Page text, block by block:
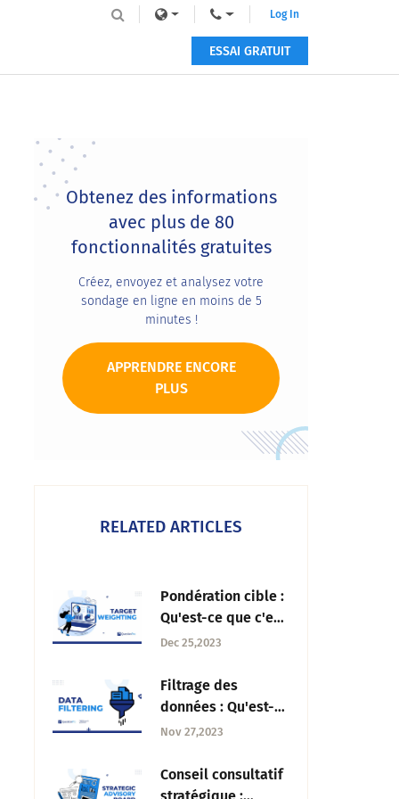
Log In
ESSAI GRATUIT
Primary
Sidebar
Obtenez des informations
avec plus de 80
fonctionnalités gratuites
Créez, envoyez et analysez votre
sondage en ligne en moins de 5
minutes !
APPRENDRE ENCORE
PLUS
RELATED ARTICLES
Pondération cible :
Qu'est-ce que c'est,
quelle est son
comment l'utiliser
?
Dec 25,2023
Filtrage des
données : Qu'est-ce
que c'est,
avantages et
exemples
Nov 27,2023
Conseil consultatif